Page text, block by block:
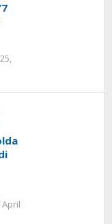
April